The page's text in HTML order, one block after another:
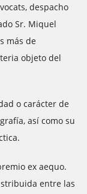
despacho
Sr. Miquel
más de
objeto del
o carácter de
así como su
ex aequo.
entre las